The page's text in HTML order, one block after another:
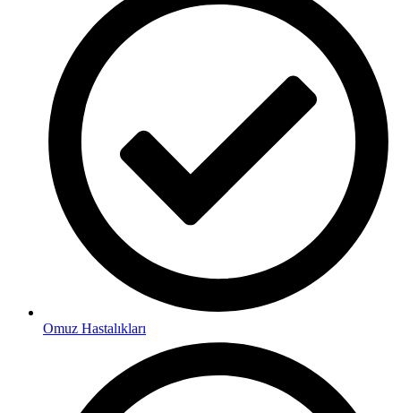
Omuz Hastalıkları